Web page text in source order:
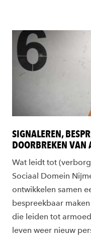
SIGNALEREN,
DOORBREKEN VAN
Wat leidt tot
Sociaal Domein
ontwikkelen samen
bespreekbaar
die leiden tot
leven weer nieuw